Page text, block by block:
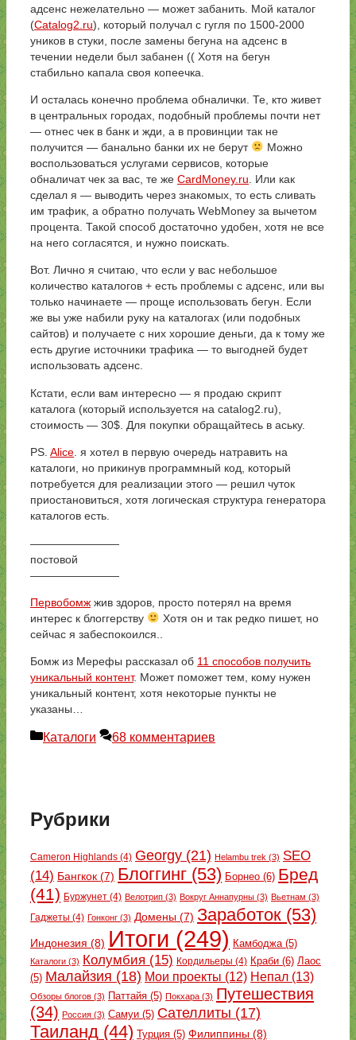
адсенс нежелательно — может забанить. Мой каталог
(Catalog2.ru), который получал с гугля по 1500-2000
уников в стуки, после замены бегуна на адсенс в
течении недели был забанен (( Хотя на бегун
стабильно капала своя копеечка.
И осталась конечно проблема обналички. Те, кто живет
в центральных городах, подобный проблемы почти нет
— отнес чек в банк и жди, а в провинции так не
получится — банально банки их не берут
Можно
воспользоваться услугами сервисов, которые
обналичат чек за вас, те же CardMoney.ru . Или как
сделал я — выводить через знакомых, то есть сливать
им трафик, а обратно получать WebMoney за вычетом
процента. Такой способ достаточно удобен, хотя не все
на него согласятся, и нужно поискать.
Вот. Лично я считаю, что если у вас небольшое
количество каталогов + есть проблемы с адсенс, или вы
только начинаете — проще использовать бегун. Если
же вы уже набили руку на каталогах (или подобных
сайтов) и получаете с них хорошие деньги, да к тому же
есть другие источники трафика — то выгодней будет
использовать адсенс.
Кстати, если вам интересно — я продаю скрипт
каталога (который используется на catalog2.ru),
стоимость — 30$. Для покупки обращайтесь в аську.
PS. Alice . я хотел в первую очередь натравить на
каталоги, но прикинув программный код, который
потребуется для реализации этого — решил чуток
приостановиться, хотя логическая структура генератора
каталогов есть.
————————
постовой
————————
Первобомж жив здоров, просто потерял на время
интерес к блоггерству
Хотя он и так редко пишет, но
сейчас я забеспокоился..
Бомж из Мерефы рассказал об 11 способов получить
уникальный контент. Может поможет тем, кому нужен
уникальный контент, хотя некоторые пункты не
указаны…
Рубрики
Каталоги 68 комментариев
Рубрики
Cameron Highlands (4) Georgy (21) Helambu trek (3) SEO
(14) Бангкок (7) Блоггинг (53) Борнео (6) Бред
(41) Буржунет (4) Велотрип (3) Вокруг Аннапурны (3) Вьетнам (3)
Гаджеты (4) Гонконг (3) Домены (7) Заработок (53)
Индонезия (8) Итоги (249) Камбоджа (5)
Каталоги (3) Колумбия (15) Кордильеры (4) Краби (6) Лаос
(5) Малайзия (18) Мои проекты (12) Непал (13)
Обзоры блогов (3) Паттайя (5) Покхара (3) Путешествия
(34) Россия (3) Самуи (5) Сателлиты (17)
Таиланд (44) Турция (5) Филиппины (8)